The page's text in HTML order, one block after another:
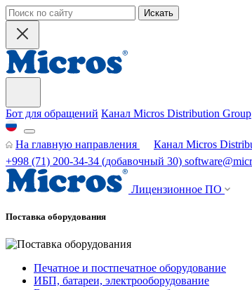
Искать
Бот для обращений Канал Micros Distribution Group
На главную направления
Канал Micros
+998 (71) 200-34-34 (добавочный 30)
Лицензионное ПО
Поставка оборудования
Печатное и постпечатное оборудование
ИБП, батареи, электрооборудование